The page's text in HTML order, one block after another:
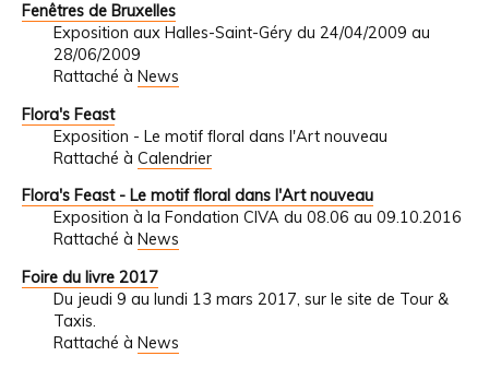
Fenêtres de Bruxelles
Exposition aux Halles-Saint-Géry du 24/04/2009 au
28/06/2009
Rattaché à News
Flora's Feast
Exposition - Le motif floral dans l'Art nouveau
Rattaché à Calendrier
Flora's Feast - Le motif floral dans l'Art nouveau
Exposition à la Fondation CIVA du 08.06 au 09.10.2016
Rattaché à News
Foire du livre 2017
Du jeudi 9 au lundi 13 mars 2017, sur le site de Tour &
Taxis.
Rattaché à News